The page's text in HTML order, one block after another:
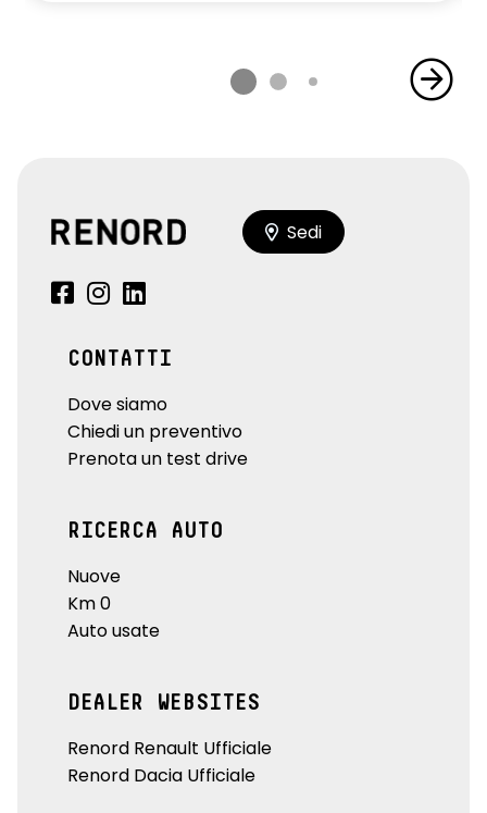
Sedi
CONTATTI
Dove siamo
Chiedi un preventivo
Prenota un test drive
RICERCA AUTO
Nuove
Km 0
Auto usate
DEALER WEBSITES
Renord Renault Ufficiale
Renord Dacia Ufficiale